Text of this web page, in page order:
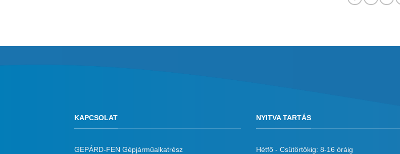
KAPCSOLAT
GEPÁRD-FEN Gépjárműalkatrész
NYITVA TARTÁS
Hétfő - Csütörtökig: 8-16 óráig